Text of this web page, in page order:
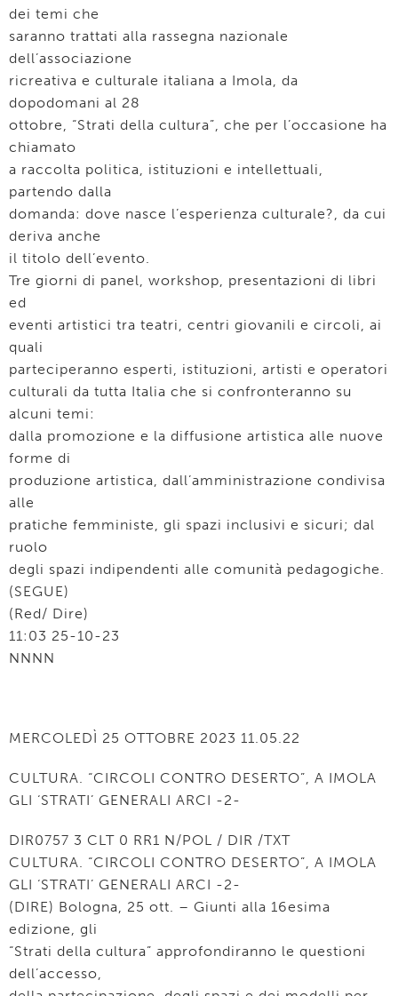
dei temi che
saranno trattati alla rassegna nazionale
dell’associazione
ricreativa e culturale italiana a Imola, da
dopodomani al 28
ottobre, “Strati della cultura”, che per l’occasione ha
chiamato
a raccolta politica, istituzioni e intellettuali,
partendo dalla
domanda: dove nasce l’esperienza culturale?, da cui
deriva anche
il titolo dell’evento.
Tre giorni di panel, workshop, presentazioni di libri
ed
eventi artistici tra teatri, centri giovanili e circoli, ai
quali
parteciperanno esperti, istituzioni, artisti e operatori
culturali da tutta Italia che si confronteranno su
alcuni temi:
dalla promozione e la diffusione artistica alle nuove
forme di
produzione artistica, dall’amministrazione condivisa
alle
pratiche femministe, gli spazi inclusivi e sicuri; dal
ruolo
degli spazi indipendenti alle comunità pedagogiche.
(SEGUE)
(Red/ Dire)
11:03 25-10-23
NNNN
MERCOLEDÌ 25 OTTOBRE 2023 11.05.22
CULTURA. “CIRCOLI CONTRO DESERTO”, A IMOLA
GLI ‘STRATI’ GENERALI ARCI -2-
DIR0757 3 CLT 0 RR1 N/POL / DIR /TXT
CULTURA. “CIRCOLI CONTRO DESERTO”, A IMOLA
GLI ‘STRATI’ GENERALI ARCI -2-
(DIRE) Bologna, 25 ott. – Giunti alla 16esima
edizione, gli
“Strati della cultura” approfondiranno le questioni
dell’accesso,